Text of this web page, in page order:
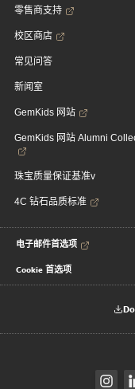
零售商支持
校区商店
常见问答
新闻室
GemKids 网站
GemKids 网站 Alumni
珠宝质量保证基准v
4C 钻石品质标准
电子邮件首选项
Cookie 首选项